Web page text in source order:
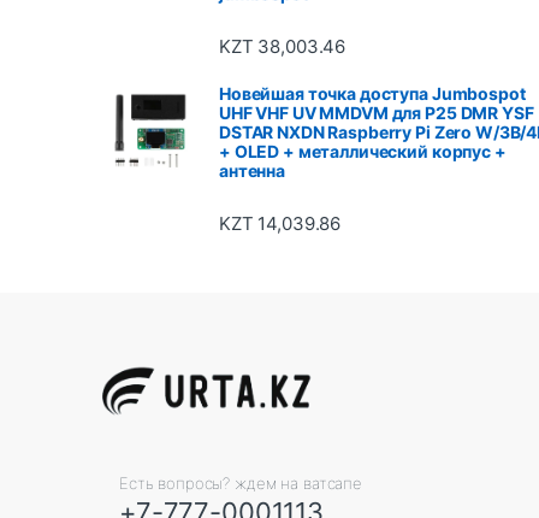
KZT 38,003.46
Новейшая точка доступа Jumbospot
UHF VHF UV MMDVM для P25 DMR YSF
DSTAR NXDN Raspberry Pi Zero W/3B/
+ OLED + металлический корпус +
антенна
KZT 14,039.86
Есть вопросы? ждем на ватсапе